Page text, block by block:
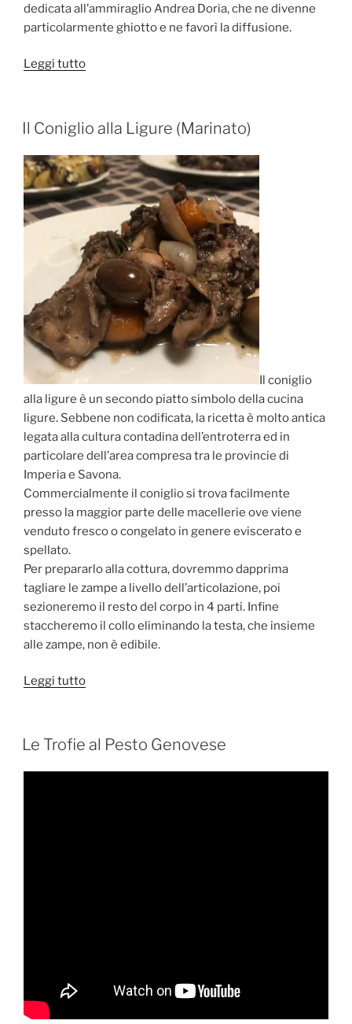
dedicata all’ammiraglio Andrea Doria, che ne divenne
particolarmente ghiotto e ne favorì la diffusione.
Leggi tutto“Sardenaira:
Tipica
di
Sanremo”
PUBBLICATO
IL
Il Coniglio alla Ligure (Marinato)
Il coniglio
alla ligure è un secondo piatto simbolo della cucina
ligure. Sebbene non codificata, la ricetta è molto antica
legata alla cultura contadina dell’entroterra ed in
particolare dell’area compresa tra le provincie di
Imperia e Savona.
Commercialmente il coniglio si trova facilmente
presso la maggior parte delle macellerie ove viene
venduto fresco o congelato in genere eviscerato e
spellato.
Per prepararlo alla cottura, dovremmo dapprima
tagliare le zampe a livello dell’articolazione, poi
sezioneremo il resto del corpo in 4 parti. Infine
staccheremo il collo eliminando la testa, che insieme
alle zampe, non è edibile.
Leggi tutto“Il
Ligure
(Marinato)”
PUBBLICATO
IL
Le Trofie al Pesto Genovese